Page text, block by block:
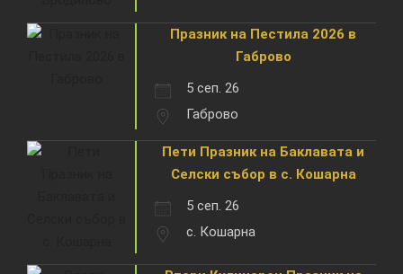
Празник на Пестила 2026 в
Габрово
5 сеп. 26
Габрово
Пети Празник на Баклавата и
Селски събор в с. Кошарна
5 сеп. 26
с. Кошарна